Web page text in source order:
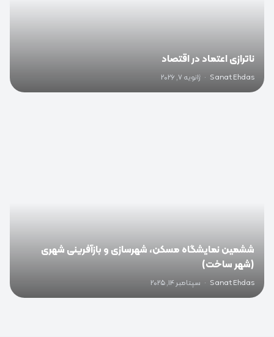
ناترازی اعتماد در اقتصاد
Sanat Ehdas
· ژانویه 7, 2026
ششمین نمایشگاه مسکن، شهرسازی و بازآفرینی شهری
(شهر ساخت)
Sanat Ehdas
· سپتامبر 14, 2025